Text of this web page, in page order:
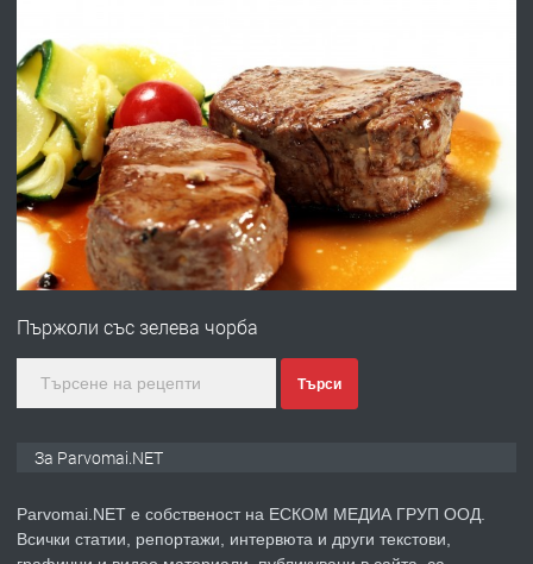
ПРЕДЛАГА Работа за общи работници
преди 1 година
ПРЕДЛАГА
Първи поход "По стъпките на Ангел
преди 1 година
Пържоли със зелева чорба
Търси
За Parvomai.NET
Parvomai.NET е собственост на ЕСКОМ МЕДИА ГРУП ООД.
Всички статии, репортажи, интервюта и други текстови,